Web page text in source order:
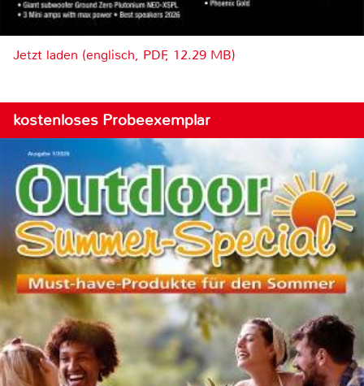
Jetzt laden (englisch, PDF, 12.29 MB)
kostenloses Probeexemplar